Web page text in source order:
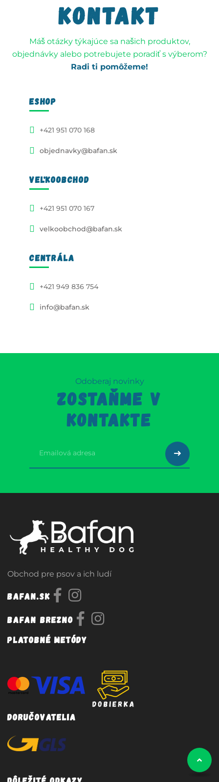
Kontakt
Máš otázky týkajúce sa našich produktov,
objednávky alebo potrebujete poradiť s výberom?
Radi ti pomôžeme!
ESHOP
+421 951 070 168
objednavky@bafan.sk
VEĽKOOBCHOD
+421 951 070 167
velkoobchod@bafan.sk
CENTRÁLA
+421 949 836 754
info@bafan.sk
Odoberaj novinky
ZOSTAŇME V
KONTAKTE
Obchod pre psov a ich ludí
Bafan.sk
Bafan Brezno
Platobné metódy
Doručovatelia